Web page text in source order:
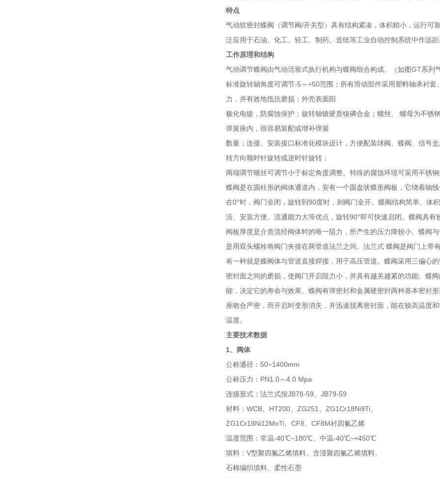
特点
气动软密封蝶阀（调节阀/开关型）具有结构紧凑，体积精小，运行可
泛应用于石油、化工、轻工、制药、造纸等工业自动控制系统中作远
工作原理和结构
气动调节蝶阀由气动活塞式执行机构与蝶阀组合构成。（如图GT系
标准旋转轴角度可调节-5～+50范围；所有滑动部件采用塑料轴承衬套
力，并有效地抵抗磨损；外壳表面阳
极化电镀，防腐蚀保护；旋转轴镀硬质镍磷合金；螺丝、 螺母为不锈
弹簧座内，很容易装配或增补弹簧
数量；连接、安装接口标准化模块设计，方便配装球阀、蝶阀、信号
转方向顺时针旋转或逆时针旋转；
两端调节螺丝可调节小于标定角度调整。特殊的腐蚀环境可采用不锈
蝶阀是在圆柱形的阀体通道内，安有一个圆盘状蝶形阀板，它绕着轴
在0°时，阀门全闭，旋转到90度时，则阀门全开。蝶阀结构简单、体
活、安装方便、流通能力大等优点，旋转90°即可快速启闭。蝶阀具
阀板厚度是介质流经阀体时的唯一阻力，所产生的压力降较小。蝶阀
是用双头螺栓将阀门夹接在两管道法兰之间。法兰式 蝶阀是阀门上带
有一种就是蝶阀体与管道直接焊接，用于高压管道。蝶阀采用三偏心
密封面之间的磨损，使阀门开启阻力小，并具有越关越紧的功能。蝶
能，决定它的寿命与效果。蝶阀有弹密封和金属硬密封两种基本密封
座吻合严密，而开启时变形消失，并迅速脱离密封面，能在较高温度
温度。
主要技术数据
1、阀体
公称通径：50~1400mm
公称压力：PN1.0～4.0 Mpa
连接形式：法兰式按JB78-59、JB79-59
材料：WCB、HT200、ZG251、ZG1Cr18Ni9Ti、
ZG1Cr18Ni12MoTi、CF8、CF8M衬四氟乙烯
温度范围：常温-40℃~180℃、中温-40℃~+450℃
填料：V型聚四氟乙烯填料、含浸聚四氟乙烯填料、
石棉编织填料、柔性石墨